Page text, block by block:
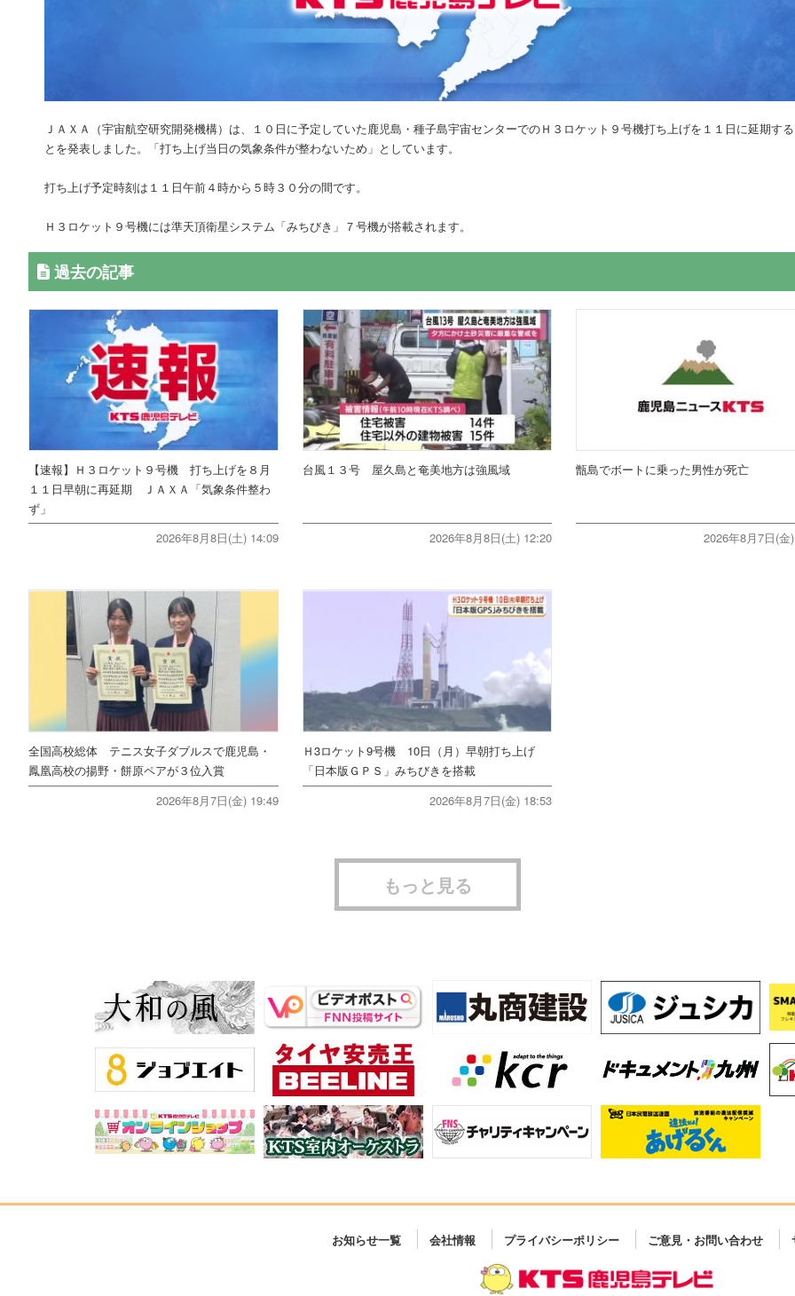
ＪＡＸＡ（宇宙航空研究開発機構）は、１０日に予定していた鹿児島・種子島宇宙センターでのＨ３ロケット９号機打ち上げを１１日に延期す
とを発表しました。「打ち上げ当日の気象条件が整わないため」としています。
打ち上げ予定時刻は１１日午前４時から５時３０分の間です。
Ｈ３ロケット９号機には準天頂衛星システム「みちびき」７号機が搭載されます。
過去の記事
【速報】Ｈ３ロケット９号機 打ち上げを８月
１１日早朝に再延期 ＪＡＸＡ「気象条件整わ
ず」
2026年8月8日(土) 14:09
台風１３号 屋久島と奄美地方は強風域
2026年8月8日(土) 12:20
甑島でボートに乗った男性が死亡
2026年8月7日(金
全国高校総体 テニス女子ダブルスで鹿児島・
鳳凰高校の揚野・餅原ペアが３位入賞
2026年8月7日(金) 19:49
Ｈ3ロケット9号機 10日（月）早朝打ち上げ
「日本版ＧＰＳ」みちびきを搭載
2026年8月7日(金) 18:53
もっと見る
お知らせ一覧 会社情報 プライバシーポリシー ご意見・お問い合わせ